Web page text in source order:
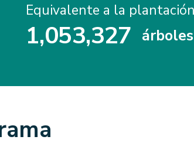
Equivalente a la
1,053,327 árboles